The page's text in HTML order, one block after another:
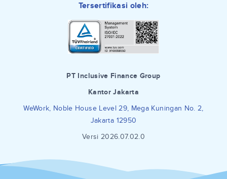
Tersertifikasi oleh:
PT Inclusive Finance Group
Kantor Jakarta
WeWork, Noble House Level 29, Mega Kuningan No. 2,
Jakarta 12950
Versi 2026.07.02.0